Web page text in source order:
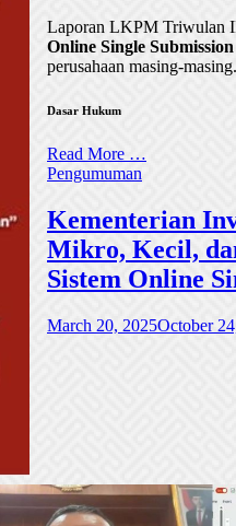
Laporan LKPM Triwulan
Online Single
perusahaan masing-masing.
Dasar Hukum
Read More …
Pengumuman
Kementerian
Mikro, Kecil,
Sistem Online
March 20, 2025October